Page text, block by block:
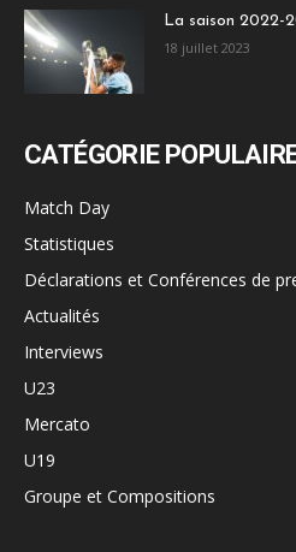
La saison 2022-
18 juillet 2023
CATÉGORIE
Match Day
Statistiques
Déclarations et Conférences de
Actualités
Interviews
U23
Mercato
U19
Groupe et Compositions